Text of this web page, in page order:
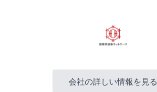
会社の詳しい情報を見る